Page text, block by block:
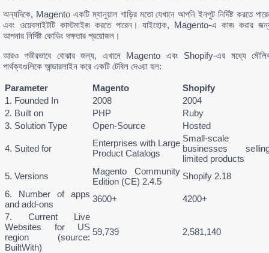
অন্যদিকে, Magento একটি ম্যানুয়াল গাড়ির মতো যেখানে আপনি ইনপুট নির্দিষ্ট করতে
এবং ওয়েবসাইটটি কাস্টমাইজ করতে পারেন। যাইহোক, Magento-এ কাজ করার
আপনার নির্দিষ্ট কোডিং দক্ষতার প্রয়োজন।
আরও গভীরভাবে বোঝার জন্য, এখানে Magento এবং Shopify-এর মধ্যে
পার্থক্যগুলিকে আন্ডারলাইন করে একটি টেবিল দেওয়া হল:
Parameter Magento
Shopify
1. Founded In
2008
2004
2. Built on
PHP
Ruby
3. Solution Type
Open-Source Hosted
4. Suited for
Enterprises with Large
Product Catalogs
Small-scale
businesses
limited products
5. Versions
Magento Community
Edition (CE) 2.4.5
Shopify 2.18
6. Number of apps
and add-ons
3600+
4200+
7. Current Live
Websites for US
region (source:
BuiltWith)
59,739 2,581,140